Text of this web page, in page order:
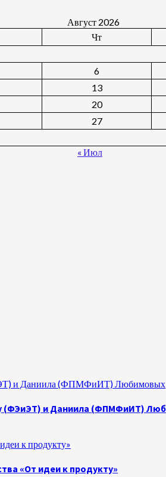
Август 2026
Чт
6
13
20
27
« Июл
и Даниила (ФПМФиИТ) Любимовых
(ФЭиЭТ) и Даниила (ФПМФиИТ)
к продукту»
«От идеи к продукту»